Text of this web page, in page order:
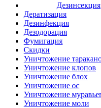
Дезинсекция
Дератизация
Дезинфекция
Дезодорация
Фумигация
Скидки
Уничтожение
Уничтожение клопов
Уничтожение блох
Уничтожение ос
Уничтожение
Уничтожение моли